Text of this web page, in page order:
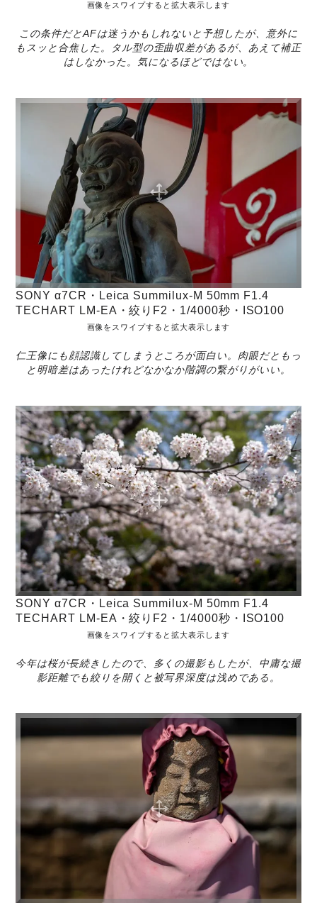
画像をスワイプすると拡大表示します
この条件だとAFは迷うかもしれないと予想したが、意外に
もスッと合焦した。タル型の歪曲収差があるが、あえて補正
はしなかった。気になるほどではない。
SONY α7CR・Leica Summilux-M 50mm F1.4
TECHART LM-EA・絞りF2・1/4000秒・ISO100
画像をスワイプすると拡大表示します
仁王像にも顔認識してしまうところが面白い。肉眼だともっ
と明暗差はあったけれどなかなか階調の繋がりがいい。
SONY α7CR・Leica Summilux-M 50mm F1.4
TECHART LM-EA・絞りF2・1/4000秒・ISO100
画像をスワイプすると拡大表示します
今年は桜が長続きしたので、多くの撮影もしたが、中庸な撮
影距離でも絞りを開くと被写界深度は浅めである。